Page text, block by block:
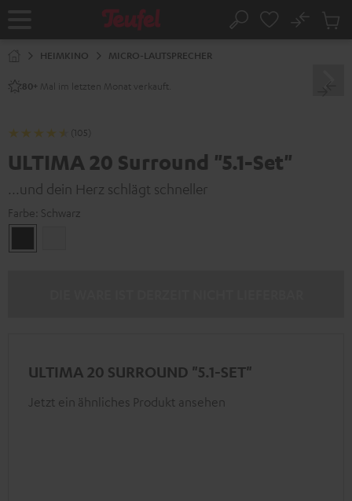
Startseite Suche
No
HEIMKINO MICRO-LAUTSPRECHER
80+ Mal im letzten Monat verkauft.
(105)
ULTIMA 20 Surround "5.1-Set"
...und dein Herz schlägt schneller
Farbe: Schwarz
ULTIMA 20 SURROUND "5.1-SET"
Jetzt ein ähnliches Produkt ansehen